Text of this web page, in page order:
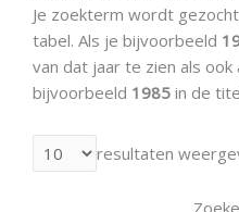
Je zoekterm wordt
tabel. Als je bijvoorbeeld
van dat jaar te zien als
bijvoorbeeld 1985 in de
resultaten